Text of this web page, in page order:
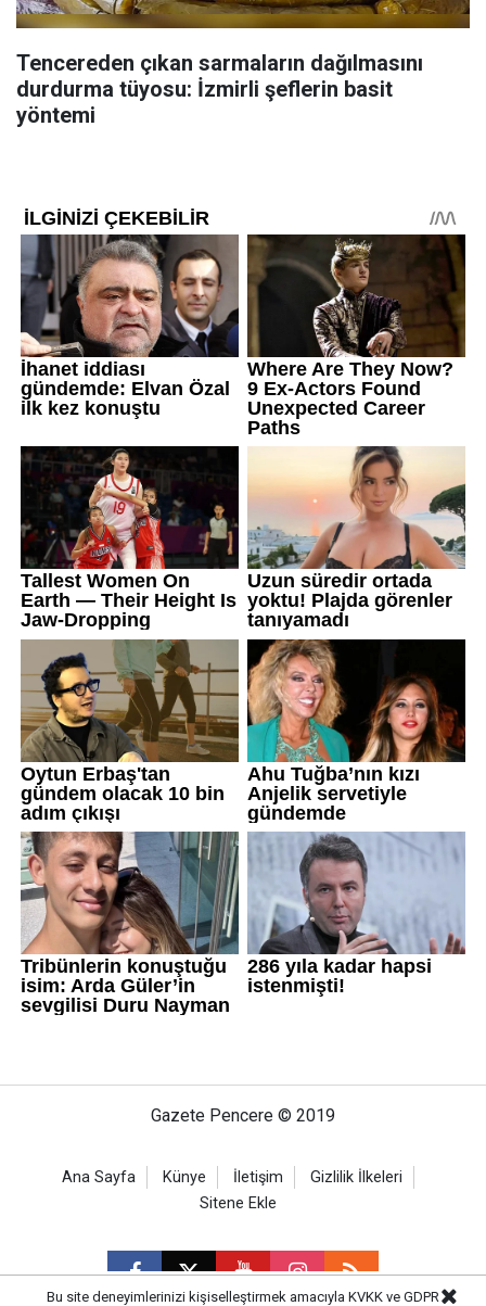
Tencereden çıkan sarmaların dağılmasını
durdurma tüyosu: İzmirli şeflerin basit
yöntemi
Gazete Pencere © 2019
Ana Sayfa Künye İletişim
Gizlilik İlkeleri
Sitene Ekle
Bu site deneyimlerinizi kişiselleştirmek amacıyla KVKK ve GDPR